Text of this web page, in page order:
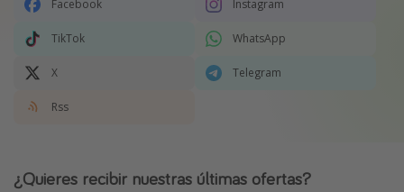
Facebook Instagram
TikTok WhatsApp
X Telegram
Rss
¿Quieres recibir nuestras últimas ofertas?